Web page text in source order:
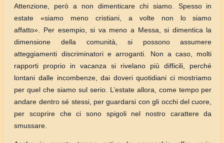
Attenzione, però a non dimenticare chi siamo. Spesso in
estate «siamo meno cristiani, a volte non lo siamo
affatto». Per esempio, si va meno a Messa, si dimentica la
dimensione della comunità, si possono assumere
atteggiamenti discriminatori e arroganti. Non a caso, molti
rapporti proprio in vacanza si rivelano più difficili, perché
lontani dalle incombenze, dai doveri quotidiani ci mostriamo
per quel che siamo sul serio. L’estate allora, come tempo per
andare dentro sé stessi, per guardarsi con gli occhi del cuore,
per scoprire che ci sono spigoli nel nostro carattere da
smussare.